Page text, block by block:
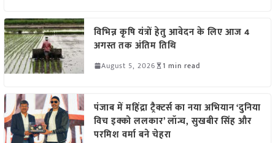
विभिन्न कृषि यंत्रों हेतु आवेदन के लिए आज 4
अगस्त तक अंतिम तिथि
August 5, 2026 1 min read
पंजाब में महिंद्रा ट्रैक्टर्स का नया अभियान ‘दुनिया
विच इक्को ललकार’ लॉन्च, सुखबीर सिंह और
परमिश वर्मा बने चेहरा